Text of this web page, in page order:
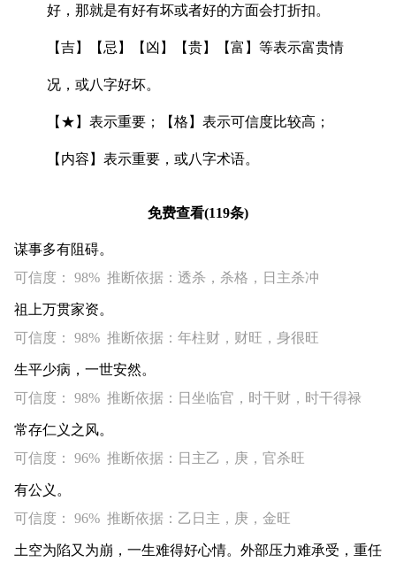
好，那就是有好有坏或者好的方面会打折扣。
【吉】【忌】【凶】【贵】【富】等表示富贵情
况，或八字好坏。
【★】表示重要；【格】表示可信度比较高；
【内容】表示重要，或八字术语。
免费查看(119条)
谋事多有阻碍。
可信度： 98% 推断依据：透杀，杀格，日主杀冲
祖上万贯家资。
可信度： 98% 推断依据：年柱财，财旺，身很旺
生平少病，一世安然。
可信度： 98% 推断依据：日坐临官，时干财，时干得禄
常存仁义之风。
可信度： 96% 推断依据：日主乙，庚，官杀旺
有公义。
可信度： 96% 推断依据：乙日主，庚，金旺
土空为陷又为崩，一生难得好心情。外部压力难承受，重任